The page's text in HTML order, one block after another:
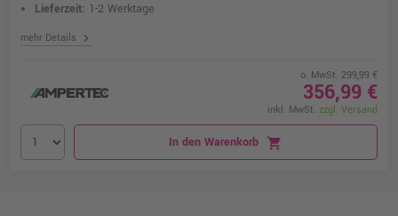
Lieferzeit: 1-2 Werktage
mehr Details chevron_right
o. MwSt. 299,99 €
356,99 €
inkl. MwSt. zzgl. Versand
In den Warenkorb shopping_cart